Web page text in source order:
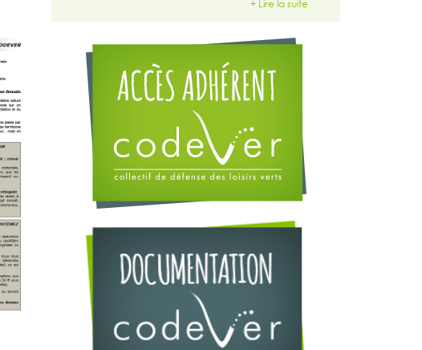
+ Lire la suite